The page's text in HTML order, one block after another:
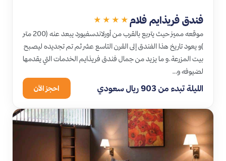
فندق فريذايم فلام ★★★★
موقعه مميز حيث يتربع بالقرب من أورلاندسفيورد يبعد عنه (200 متر
)و يعود تاريخ هذا الفندق إلى القرن التاسع عشر ثم تم تجديده ليصبح
بيت المزرعة.و ما يزيد من جمال فندق فريذايم الخدمات التي يقدمها
لضيوفه و…
الليلة تبدء من 903 ريال سعودي احجز الآن